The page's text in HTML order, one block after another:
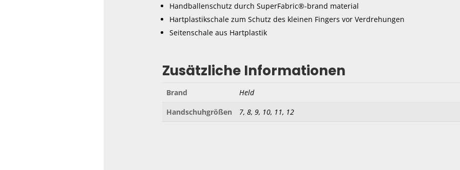
Handballenschutz durch SuperFabric®-brand material
Hartplastikschale zum Schutz des kleinen Fingers vor Verdrehungen
Seitenschale aus Hartplastik
Zusätzliche Informationen
Brand
Held
Handschuhgrößen
7, 8, 9, 10, 11, 12